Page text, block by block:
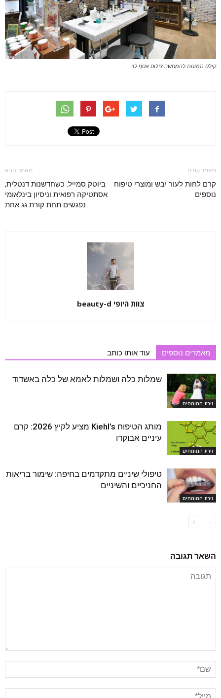
קילס תמונות להמחשה צילום אסף לוי
מאמר קודם
קרם לחות לעור יבש ומוצרי טיפוח
נוספים
מאמר הבא
ביוטק סמייל: כשחדשנות דנטלית,
אסתטיקה רפואית וניסיון בינלאומי
נפגשים תחת קורת גג אחת
צוות היופי beauty-d
מאמרים נוספים עוד אותו כותב
זירת המומחים
שמלות כלה ושמלות לאמא של כלה באשדוד
זירת המומחים
מותג הטיפוח Kiehl’s מציע לקיץ 2026: קרם
עיניים אבוקדו
זירת המומחים
טיפולי שיניים מתקדמים בחיפה: שימור בריאות
החניכיים והשיניים
השאר תגובה